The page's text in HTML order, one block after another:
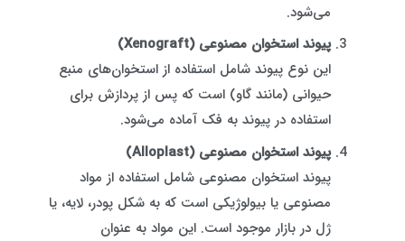
می‌شود.
پیوند استخوان مصنوعی (Xenograft)
این نوع پیوند شامل استفاده از استخوان‌های منبع
حیوانی (مانند گاو) است که پس از پردازش برای
استفاده در پیوند به فک آماده می‌شود.
پیوند استخوان مصنوعی (Alloplast)
پیوند استخوان مصنوعی شامل استفاده از مواد
مصنوعی یا بیولوژیکی است که به شکل پودر، لایه، یا
ژل در بازار موجود است. این مواد به عنوان